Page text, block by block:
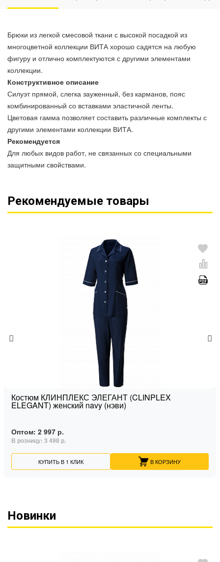
Брюки из легкой смесовой ткани с высокой посадкой из
многоцветной коллекции ВИТА хорошо садятся на любую
фигуру и отлично комплектуются с другими элементами
коллекции.
Конструктивное описание
Силуэт прямой, слегка зауженный, без карманов, пояс
комбинированный со вставками эластичной ленты.
Цветовая гамма позволяет составить различные комплекты с
другими элементами коллекции ВИТА.
Рекомендуется
Для любых видов работ, не связанных со специальными
защитными свойствами.
Рекомендуемые товары
Костюм КЛИНПЛЕКС ЭЛЕГАНТ (CLINPLEX
ELEGANT) женский navy (нэви)
Оптом: 2 997 р.
В розницу: 3 498 р.
КУПИТЬ В 1 КЛИК В КОРЗИНУ
Новинки